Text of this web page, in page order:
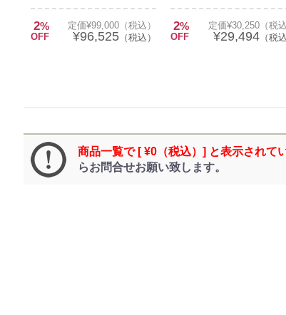
2%
OFF
定価¥99,000（税込）
¥96,525 （税込）
2%
OFF
定価¥30,250（税込
¥29,494（税込
商品一覧で [ ¥0（税込）] と表示されて
らお問合せお願い致します。